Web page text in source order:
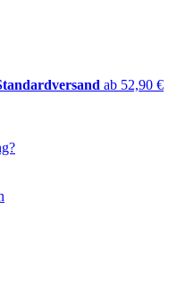
ab 52,90 €